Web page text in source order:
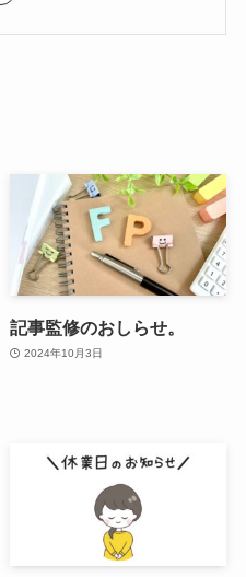
記事監修のおしらせ。
2024年10月3日